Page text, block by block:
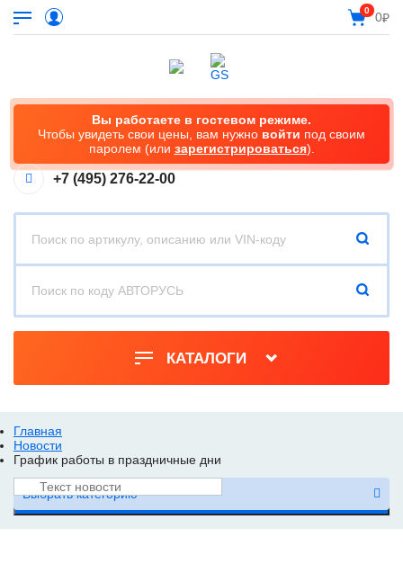
0 0₽
Вы работаете в гостевом режиме.
Чтобы увидеть свои цены, вам нужно войти под своим
паролем (или зарегистрироваться).
+7 (495) 276-22-00
КАТАЛОГИ
Главная
Новости
График работы в праздничные дни
Выбрать категорию